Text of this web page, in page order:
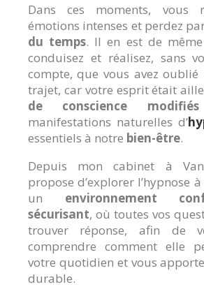
Dans ces moments, vous
émotions intenses et perdez
du temps. Il en est de
conduisez et réalisez, sans
compte, que vous avez
trajet, car votre esprit était
de conscience modifiés
manifestations naturelles d’
essentiels à notre bien-être.
Depuis mon cabinet à
propose d’explorer l’hypnose
un environnement
sécurisant, où toutes vos
trouver réponse, afin de
comprendre comment elle
votre quotidien et vous
durable.